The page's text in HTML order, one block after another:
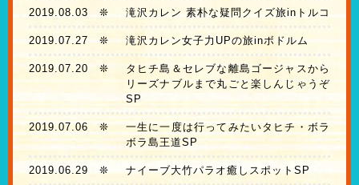
2019.08.03 ❊ 滝沢カレン 素朴な疑問クイズ旅inトルコ
2019.07.27 ❊ 滝沢カレン女子力UPの旅inボドルム
2019.07.20 ❊
タヒチ島＆セレブな離島ゴージャスから
リーズナブルまで丸ごと楽しんじゃうぞ
SP
2019.07.06❊
一生に一度は行ってみたいタヒチ・ボラ
ボラ島王道SP
2019.06.29 ❊ ナイーブ大竹パラオ癒しスポットSP